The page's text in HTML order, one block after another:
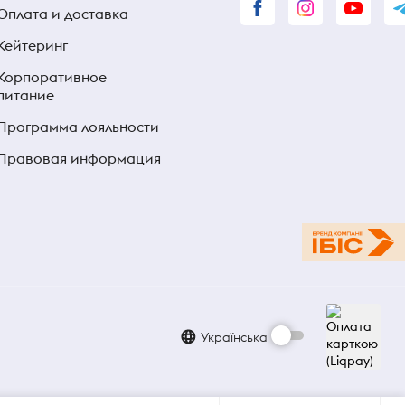
и доставка
лояльности
информация
Українська